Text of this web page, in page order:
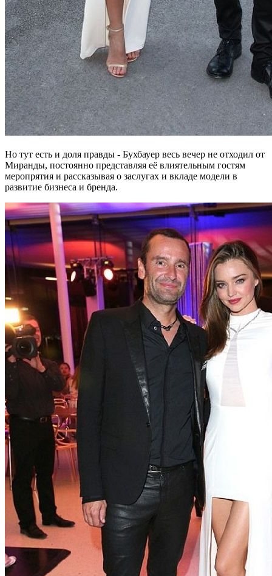
Но тут есть и доля правды - Бухбауер весь вечер не отходил от
Миранды, постоянно представляя её влиятельным гостям
меропрятия и рассказывая о заслугах и вкладе модели в
развитие бизнеса и бренда.